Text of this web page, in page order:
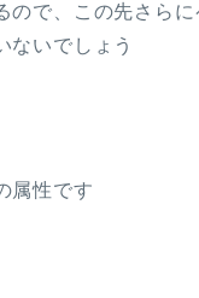
ので、この先さらに
ないでしょう
属性です